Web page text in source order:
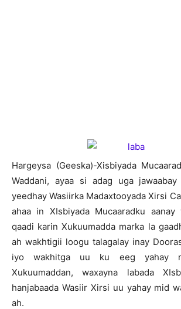
Hargeysa (Geeska)-Xisbiyada
Waddani, ayaa si adag uga
yeedhay Wasiirka Madaxtooyada Xirsi
ahaa in XIsbiyada Mucaaradku aanay
qaadi karin Xukuumadda marka la
ah wakhtigii loogu talagalay inay
iyo wakhitga uu ku eeg yahay
Xukuumaddan, waxayna labada
hanjabaada Wasiir Xirsi uu yahay mid
ah.